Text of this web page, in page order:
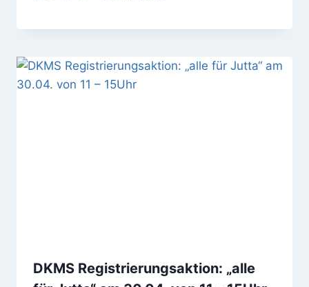
DKMS Registrierungsaktion: „alle